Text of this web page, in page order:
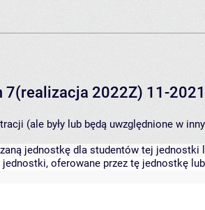
7(realizacja 2022Z) 11-
(ale były lub będą uwzględnione w
jednostkę dla studentów tej
oferowane przez tę jednostkę